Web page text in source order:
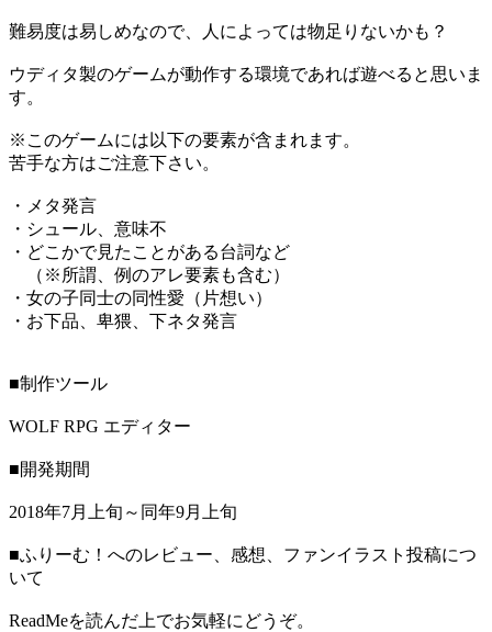
難易度は易しめなので、人によっては物足りないかも？
ウディタ製のゲームが動作する環境であれば遊べると思いま
す。
※このゲームには以下の要素が含まれます。
苦手な方はご注意下さい。
・メタ発言
・シュール、意味不
・どこかで見たことがある台詞など
（※所謂、例のアレ要素も含む）
・女の子同士の同性愛（片想い）
・お下品、卑猥、下ネタ発言
■制作ツール
WOLF RPG エディター
■開発期間
2018年7月上旬～同年9月上旬
■ふりーむ！へのレビュー、感想、ファンイラスト投稿につ
いて
ReadMeを読んだ上でお気軽にどうぞ。